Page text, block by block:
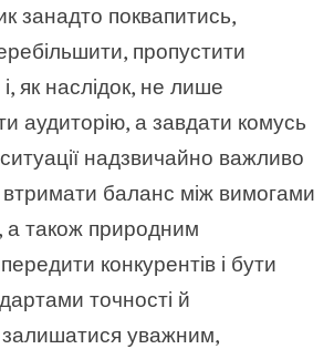
занадто поквапитись,
пропустити
як наслідок, не лише
аудиторію, а завдати комусь
надзвичайно важливо
втримати баланс між вимогами
а також природним
конкурентів і бути
точності й
залишатися уважним,